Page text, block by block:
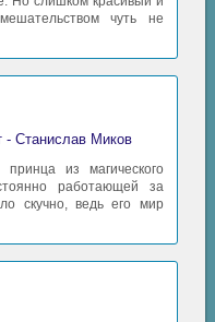
чуть не
- Станислав Миков
из магического
работающей за
скучно, ведь его мир